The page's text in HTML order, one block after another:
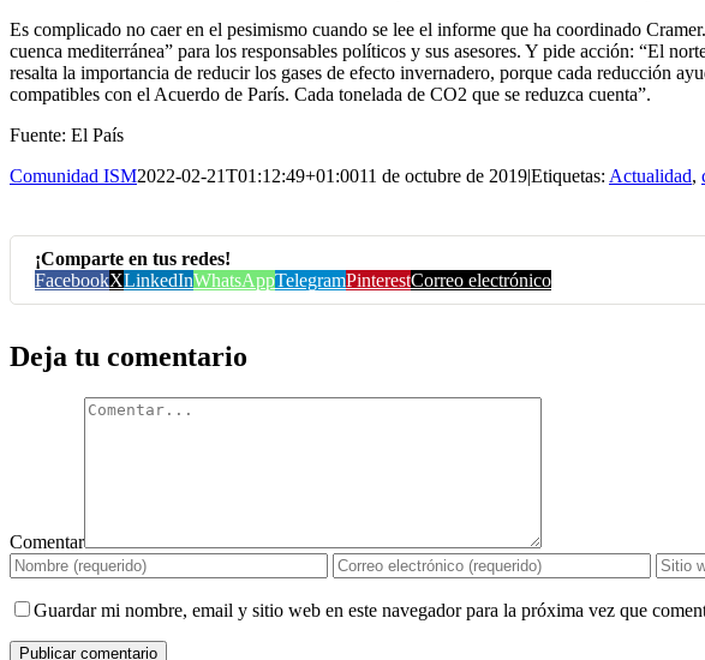
Es complicado no caer en el pesimismo cuando se lee el informe que ha coordinado
cuenca mediterránea” para los responsables políticos y sus asesores. Y pide acción: “El
resalta la importancia de reducir los gases de efecto invernadero, porque cada reducción
compatibles con el Acuerdo de París. Cada tonelada de CO2 que se reduzca cuenta”.
Fuente: El País
Comunidad ISM2022-02-21T01:12:49+01:0011 de octubre de 2019|Etiquetas: Actualidad,
¡Comparte en tus redes!
FacebookXLinkedInWhatsAppTelegramPinterestCorreo electrónico
Deja tu comentario
Comentar
Guardar mi nombre, email y sitio web en este navegador para la próxima vez que